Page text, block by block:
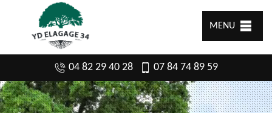
MENU
04 82 29 40 28 07 84 74 89 59